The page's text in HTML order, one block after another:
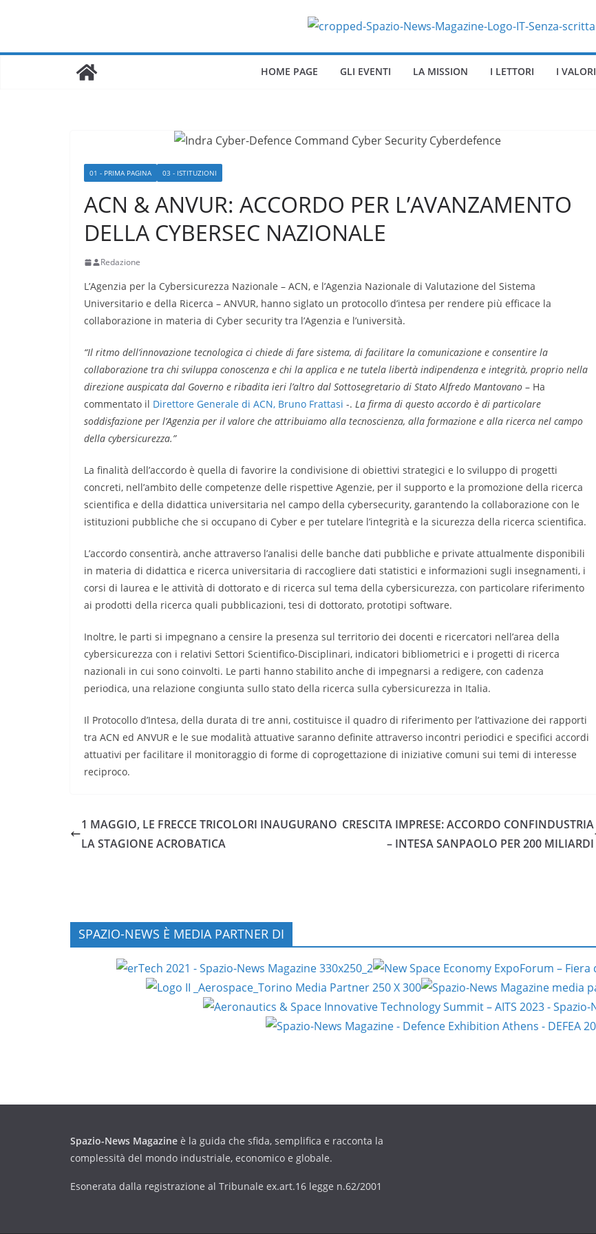
HOME PAGE GLI EVENTI LA MISSION I LETTORI I VALORI
01 - PRIMA PAGINA 03 - ISTITUZIONI
ACN & ANVUR: ACCORDO PER L’AVANZAMENTO
DELLA CYBERSEC NAZIONALE
Redazione
L’Agenzia per la Cybersicurezza Nazionale – ACN, e l’Agenzia Nazionale di Valutazione del Sistema
Universitario e della Ricerca – ANVUR, hanno siglato un protocollo d’intesa per rendere più efficace la
collaborazione in materia di Cyber security tra l’Agenzia e l’università.
“Il ritmo dell’innovazione tecnologica ci chiede di fare sistema, di facilitare la comunicazione e consentire la
collaborazione tra chi sviluppa conoscenza e chi la applica e ne tutela libertà indipendenza e integrità, proprio nella
direzione auspicata dal Governo e ribadita ieri l’altro dal Sottosegretario di Stato Alfredo Mantovano – Ha
commentato il Direttore Generale di ACN, Bruno Frattasi -. La firma di questo accordo è di particolare
soddisfazione per l’Agenzia per il valore che attribuiamo alla tecnoscienza, alla formazione e alla ricerca nel campo
della cybersicurezza.”
La finalità dell’accordo è quella di favorire la condivisione di obiettivi strategici e lo sviluppo di progetti
concreti, nell’ambito delle competenze delle rispettive Agenzie, per il supporto e la promozione della ricerca
scientifica e della didattica universitaria nel campo della cybersecurity, garantendo la collaborazione con le
istituzioni pubbliche che si occupano di Cyber e per tutelare l’integrità e la sicurezza della ricerca scientifica.
L’accordo consentirà, anche attraverso l’analisi delle banche dati pubbliche e private attualmente disponibili
in materia di didattica e ricerca universitaria di raccogliere dati statistici e informazioni sugli insegnamenti, i
corsi di laurea e le attività di dottorato e di ricerca sul tema della cybersicurezza, con particolare riferimento
ai prodotti della ricerca quali pubblicazioni, tesi di dottorato, prototipi software.
Inoltre, le parti si impegnano a censire la presenza sul territorio dei docenti e ricercatori nell’area della
cybersicurezza con i relativi Settori Scientifico-Disciplinari, indicatori bibliometrici e i progetti di ricerca
nazionali in cui sono coinvolti. Le parti hanno stabilito anche di impegnarsi a redigere, con cadenza
periodica, una relazione congiunta sullo stato della ricerca sulla cybersicurezza in Italia.
Il Protocollo d’Intesa, della durata di tre anni, costituisce il quadro di riferimento per l’attivazione dei rapporti
tra ACN ed ANVUR e le sue modalità attuative saranno definite attraverso incontri periodici e specifici accordi
attuativi per facilitare il monitoraggio di forme di coprogettazione di iniziative comuni sui temi di interesse
reciproco.
1 MAGGIO, LE FRECCE TRICOLORI INAUGURANO
LA STAGIONE ACROBATICA
CRESCITA IMPRESE: ACCORDO CONFINDUSTRIA
– INTESA SANPAOLO PER 200 MILIARDI
SPAZIO-NEWS È MEDIA PARTNER DI
Spazio-News Magazine è la guida che sfida, semplifica e racconta la
complessità del mondo industriale, economico e globale.
Esonerata dalla registrazione al Tribunale ex.art.16 legge n.62/2001